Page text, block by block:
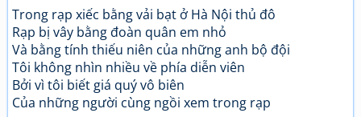
Trong rạp xiếc bằng vải bạt ở Hà Nội thủ đô
Rạp bị vây bằng đoàn quân em nhỏ
Và bằng tính thiếu niên của những anh bộ đội
Tôi không nhìn nhiều về phía diễn viên
Bởi vì tôi biết giá quý vô biên
Của những người cùng ngồi xem trong rạp